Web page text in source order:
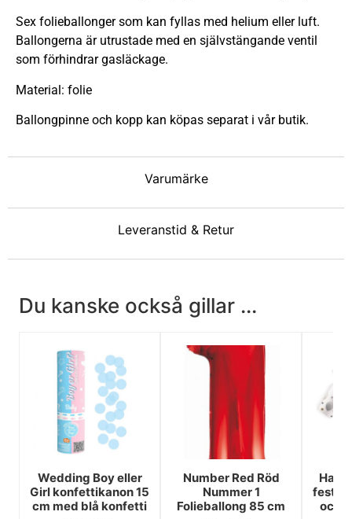
Varumärke
Leveranstid & Retur
Sex folieballonger som kan fyllas med helium eller luft.
Ballongerna är utrustade med en självstängande ventil
som förhindrar gasläckage.
Material: folie
Ballongpinne och kopp kan köpas separat i vår butik.
Du kanske också gillar ...
Wedding Boy eller
Girl konfettikanon 15
cm med blå konfetti
Number Red Röd
Nummer 1
Folieballong 85 cm
och